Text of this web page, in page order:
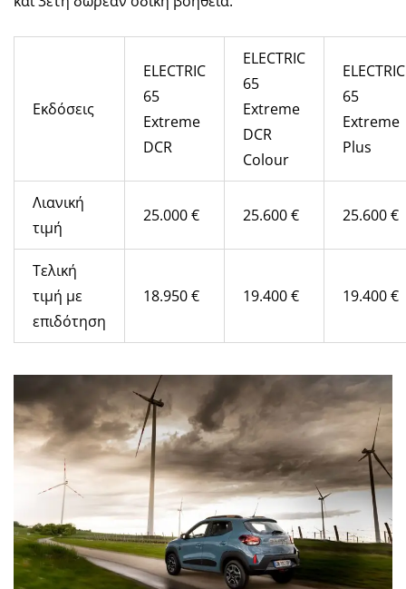
Εκδόσεις
ELECTRIC
65
Extreme
DCR
ELECTRIC
65
Extreme
DCR
Colour
ELECTRIC
65
Extreme
Plus
Λιανική
τιμή
25.000 € 25.600 € 25.600 €
Τελική
τιμή με
επιδότηση
18.950 € 19.400 € 19.400 €